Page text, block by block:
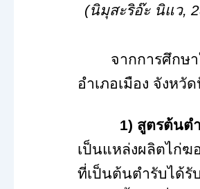
(นิมุสะริอ๊ะ นิแว,
จากการศึกษ
อำเภอเมือง จังห
1) สูตรต้นต
เป็นแหล่งผลิตไก่
ที่เป็นต้นตำรับได้